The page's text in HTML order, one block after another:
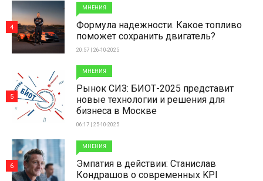
МНЕНИЯ
Формула надежности. Какое топливо
поможет сохранить двигатель?
20:57 | 26-10-2025
4
МНЕНИЯ
Рынок СИЗ: БИОТ-2025 представит
новые технологии и решения для
бизнеса в Москве
06:17 | 25-10-2025
5
МНЕНИЯ
Эмпатия в действии: Станислав
Кондрашов о современных KPI
6